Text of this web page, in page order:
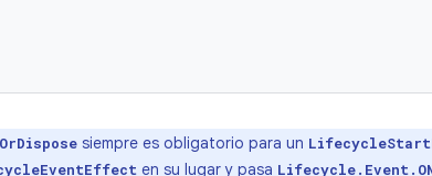
siempre es obligatorio para un
en su lugar y pasa